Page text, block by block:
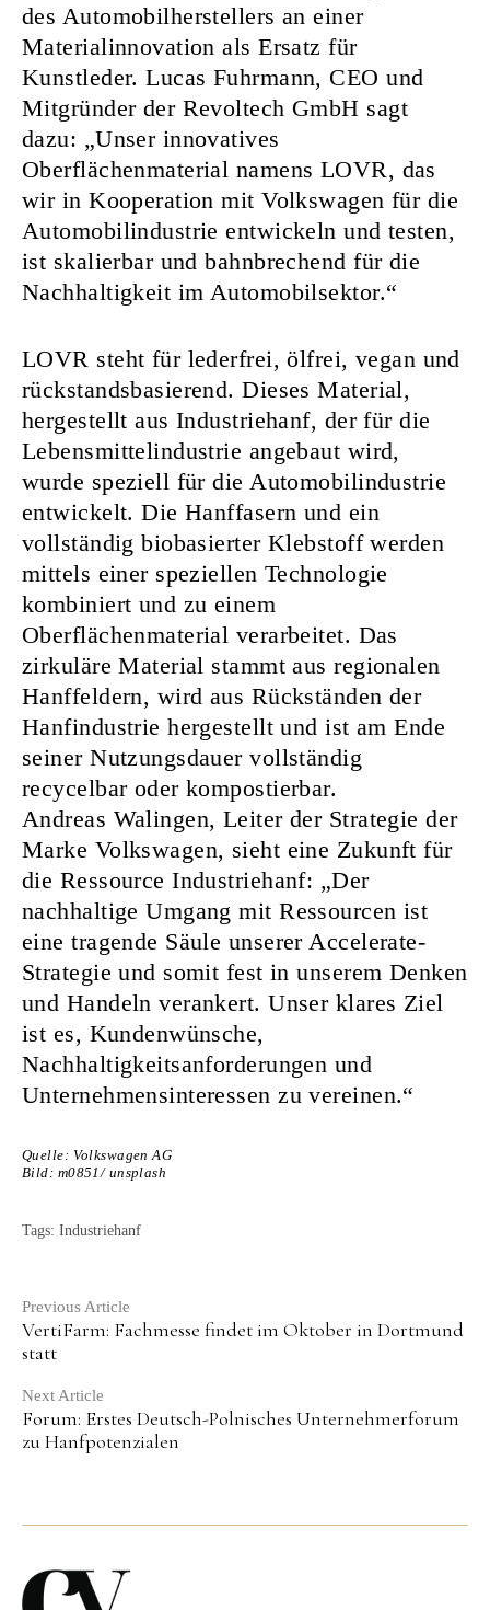
Continue
Reading
Previous Article
VertiFarm: Fachmesse findet im Oktober in Dortmund
statt
Next Article
Forum: Erstes Deutsch-Polnisches Unternehmerforum
zu Hanfpotenzialen
des Automobilherstellers an einer
Materialinnovation als Ersatz für
Kunstleder. Lucas Fuhrmann, CEO und
Mitgründer der Revoltech GmbH sagt
dazu: „Unser innovatives
Oberflächenmaterial namens LOVR, das
wir in Kooperation mit Volkswagen für die
Automobilindustrie entwickeln und testen,
ist skalierbar und bahnbrechend für die
Nachhaltigkeit im Automobilsektor.“
LOVR steht für lederfrei, ölfrei, vegan und
rückstandsbasierend. Dieses Material,
hergestellt aus Industriehanf, der für die
Lebensmittelindustrie angebaut wird,
wurde speziell für die Automobilindustrie
entwickelt. Die Hanffasern und ein
vollständig biobasierter Klebstoff werden
mittels einer speziellen Technologie
kombiniert und zu einem
Oberflächenmaterial verarbeitet. Das
zirkuläre Material stammt aus regionalen
Hanffeldern, wird aus Rückständen der
Hanfindustrie hergestellt und ist am Ende
seiner Nutzungsdauer vollständig
recycelbar oder kompostierbar.
Andreas Walingen, Leiter der Strategie der
Marke Volkswagen, sieht eine Zukunft für
die Ressource Industriehanf: „Der
nachhaltige Umgang mit Ressourcen ist
eine tragende Säule unserer Accelerate-
Strategie und somit fest in unserem Denken
und Handeln verankert. Unser klares Ziel
ist es, Kundenwünsche,
Nachhaltigkeitsanforderungen und
Unternehmensinteressen zu vereinen.“
Quelle: Volkswagen AG
Bild: m0851/ unsplash
Tags: Industriehanf